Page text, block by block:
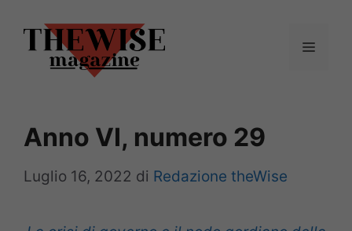
contenuto
Menu
Anno VI, numero 29
Luglio 16, 2022 di Redazione theWise